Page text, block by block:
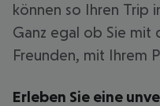
können so Ihren Trip
Ganz egal ob Sie mit
Freunden, mit Ihrem
Erleben Sie eine